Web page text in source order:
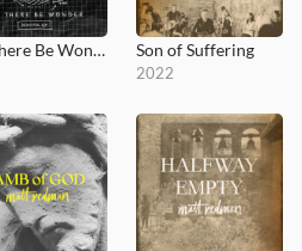
Let There Be Wonder (Acoustic) Son of Suffering
2022